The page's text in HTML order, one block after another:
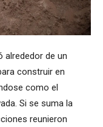
alrededor de un
construir en
como el
Si se suma la
reunieron